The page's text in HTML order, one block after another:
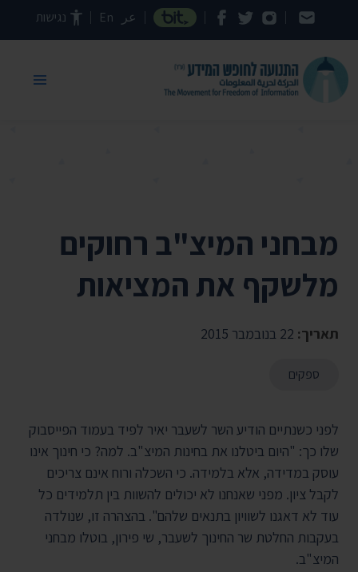
דילוג לתוכן העמוד عر En נגישות
מבחני המיצ"ב רחוקים
מלשקף את המציאות
תאריך:
ספקים
לפני כשנתיים הודיע השר לשעבר יאיר לפיד בעמוד הפייסבוק
שלו כך: "היום ביטלנו את בחינות המיצ"ב. למה? כי חינוך אינו
עוסק במדידה, אלא בלמידה. כי השכלה ורוח אינם צריכים
לקבל ציון. מפני שאנחנו לא יכולים להשוות בין תלמידים כל
עוד לא דאגנו לשוויון בתנאים שלהם". בהצהרה זו, שנולדה
בעקבות החלטת שר החינוך לשעבר, שי פירון, בוטלו מבחני
המיצ"ב.